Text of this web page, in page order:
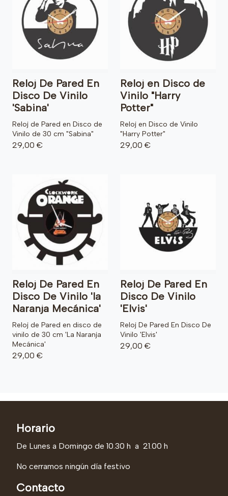
Reloj De Pared En
Disco De Vinilo
'Sabina'
Reloj de Pared en Disco de
Vinilo de 30 cm "Sabina"
29,00 €
Reloj en Disco de
Vinilo "Harry
Potter"
Reloj en Disco de Vinilo
"Harry Potter"
29,00 €
Reloj De Pared En
Disco De Vinilo 'la
Naranja Mecánica'
Reloj de Pared en disco de
vinilo de 30 cm 'La Naranja
Mecánica'
29,00 €
Reloj De Pared En
Disco De Vinilo
'Elvis'
Reloj De Pared En Disco De
Vinilo 'Elvis'
29,00 €
Horario
De Lunes a Domingo de 10.30 h a 21.00 h
No cerramos ningún día festivo
Contacto